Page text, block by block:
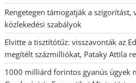
Rengetegen támogatják a szigorítást,
közlekedési szabályok
Elvitte a tisztítótűz: visszavonták az
megítélt százmilliókat, Pataky Attila
1000 milliárd forintos gyanús ügyek